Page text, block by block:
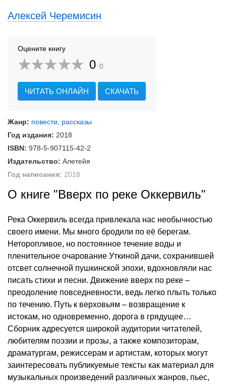
Алексей Черемисин
Оцените книгу
0 0
ЧИТАТЬ ОНЛАЙН СКАЧАТЬ
Жанр: повести, рассказы
Год издания: 2018
ISBN: 978-5-907115-42-2
Издательство: Алетейя
Год написания: 2018
О книге "Вверх по реке Оккервиль"
Река Оккервиль всегда привлекала нас необычностью
своего имени. Мы много бродили по её берегам.
Неторопливое, но постоянное течение воды и
пленительное очарование Уткиной дачи, сохранившей
отсвет солнечной пушкинской эпохи, вдохновляли нас
писать стихи и песни. Движение вверх по реке –
преодоление повседневности, ведь легко плыть только
по течению. Путь к верховьям – возвращение к
истокам, но одновременно, дорога в грядущее…
Сборник адресуется широкой аудитории читателей,
любителям поэзии и прозы, а также композиторам,
драматургам, режиссерам и артистам, которых могут
заинтересовать публикуемые тексты как материал для
музыкальных произведений различных жанров, пьес,